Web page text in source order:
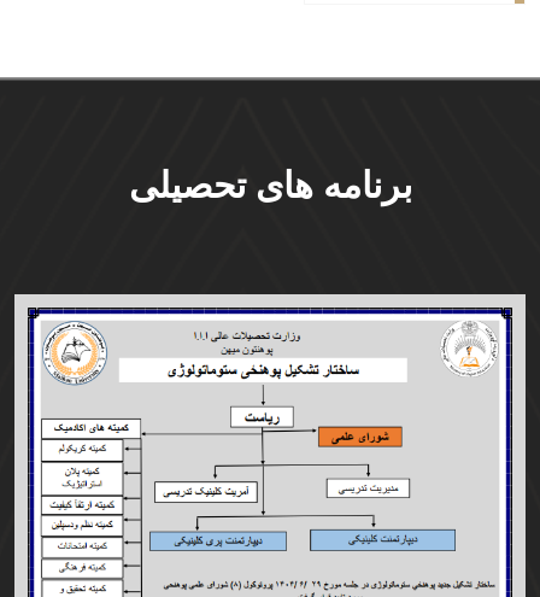
برنامه های تحصیلی